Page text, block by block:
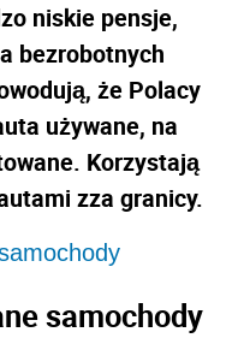
niskie pensje,
bezrobotnych
że Polacy
używane, na
Korzystają
zza granicy.
samochody